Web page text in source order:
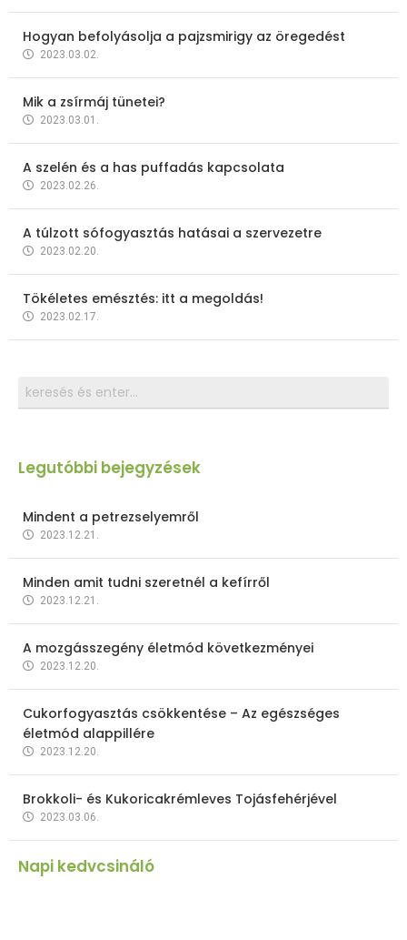
Hogyan befolyásolja a pajzsmirigy az öregedést
2023.03.02.
Mik a zsírmáj tünetei?
2023.03.01.
A szelén és a has puffadás kapcsolata
2023.02.26.
A túlzott sófogyasztás hatásai a szervezetre
2023.02.20.
Tökéletes emésztés: itt a megoldás!
2023.02.17.
Legutóbbi bejegyzések
Mindent a petrezselyemről
2023.12.21.
Minden amit tudni szeretnél a kefírről
2023.12.21.
A mozgásszegény életmód következményei
2023.12.20.
Cukorfogyasztás csökkentése – Az egészséges
életmód alappillére
2023.12.20.
Brokkoli- és Kukoricakrémleves Tojásfehérjével
2023.03.06.
Napi kedvcsináló